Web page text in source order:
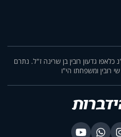
גדעון רובין בן שרינה ז"ל. נתרם
רובין ומשפחתו הי"ו